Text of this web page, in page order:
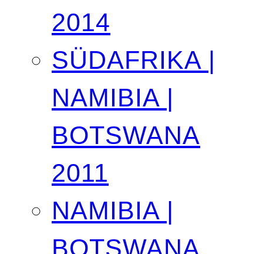
2014
SÜDAFRIKA |
NAMIBIA |
BOTSWANA
2011
NAMIBIA |
BOTSWANA